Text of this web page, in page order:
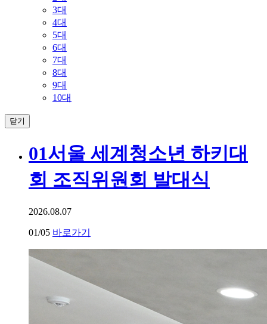
3대
4대
5대
6대
7대
8대
9대
10대
닫기
01서울 세계청소년 하키대
회 조직위원회 발대식
2026.08.07
01/05 바로가기